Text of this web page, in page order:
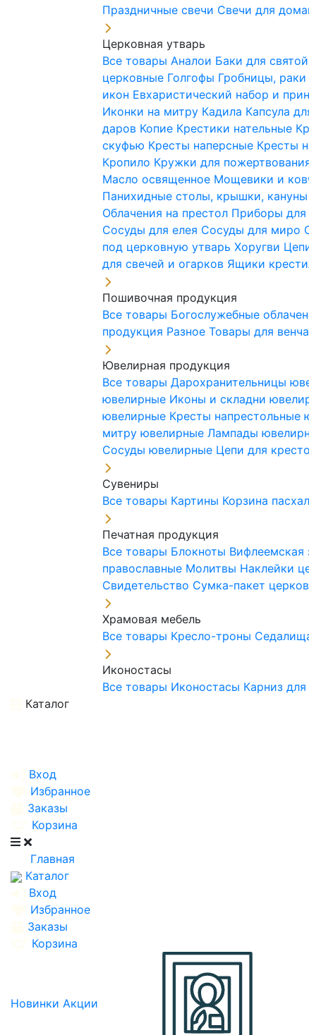
Праздничные свечи Свечи для
Церковная утварь
Все товарыАналои Баки для
церковные Голгофы Гробницы,
икон Евхаристический набор и
Иконки на митру Кадила Капсула
даров Копие Крестики нательные
скуфью Кресты наперсные Кресты
Кропило Кружки для
Масло освященное Мощевики и
Панихидные столы, крышки, кануны
Облачения на престол Приборы для
Сосуды для елея Сосуды для миро
под церковную утварьХоругви
для свечей и огарков Ящики
Пошивочная продукция
Все товары Богослужебные
продукция РазноеТовары для
Ювелирная продукция
Все товарыДарохранительницы
ювелирные Иконы и складни
ювелирные Кресты напрестольные
митру ювелирныеЛампады
Сосуды ювелирные Цепи для
Сувениры
Все товары Картины Корзина
Печатная продукция
Все товары Блокноты Вифлеемская
православные Молитвы Наклейки
Свидетельство Сумка-пакет
Храмовая мебель
Все товары Кресло-троны
Иконостасы
Все товары Иконостасы Карниз
Каталог
Вход
Избранное
Заказы
Корзина
Главная
Каталог
Вход
Избранное
Заказы
Корзина
Новинки Акции